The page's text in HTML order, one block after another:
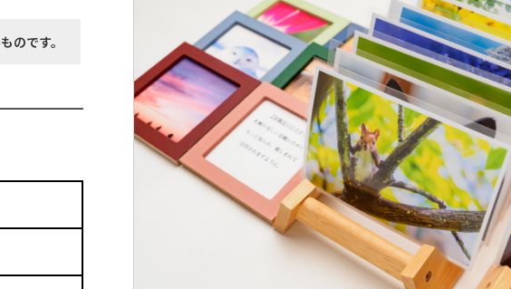
ものです。